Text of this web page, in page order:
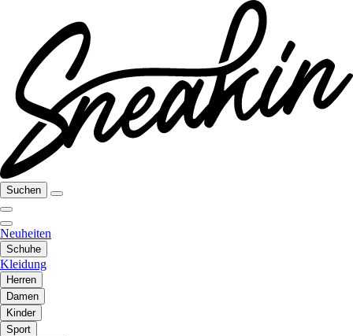
Suchen
Neuheiten
Schuhe
Kleidung
Herren
Damen
Kinder
Sport